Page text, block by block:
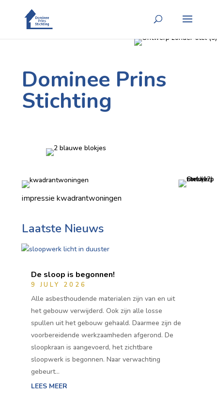
Dominee Prins
Stichting
impressie kwadrantwoningen
Laatste Nieuws
De sloop is begonnen!
9 JULY 2026
Alle asbesthoudende materialen zijn van en uit
het gebouw verwijderd. Ook zijn alle losse
spullen uit het gebouw gehaald. Daarmee zijn de
voorbereidende werkzaamheden afgerond. De
sloopkraan is aangevoerd, het zichtbare
sloopwerk is begonnen. Naar verwachting
gebeurt…
LEES MEER